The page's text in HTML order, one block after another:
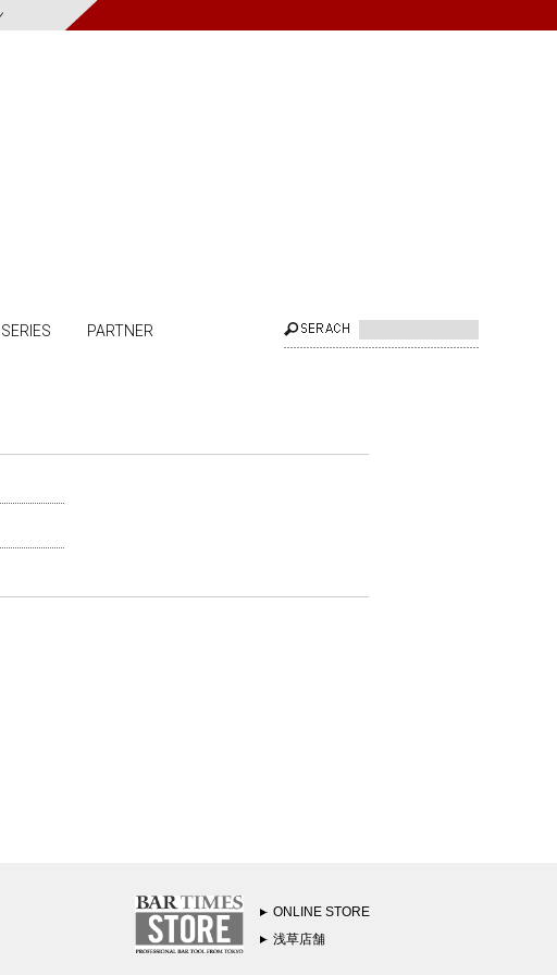
SERIES PARTNER
ONLINE STORE
浅草店舗